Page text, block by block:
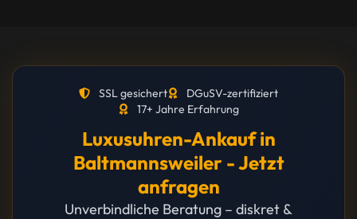
SSL gesichert
DGuSV-zertifiziert
17+ Jahre Erfahrung
Luxusuhren-Ankauf in
Baltmannsweiler - Jetzt
anfragen
Unverbindliche Beratung – diskret &